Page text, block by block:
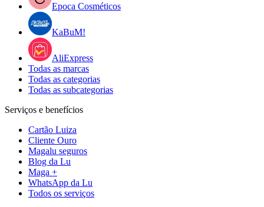
Epoca Cosméticos
KaBuM!
AliExpress
Todas as marcas
Todas as categorias
Todas as subcategorias
Serviços e benefícios
Cartão Luiza
Cliente Ouro
Magalu seguros
Blog da Lu
Maga +
WhatsApp da Lu
Todos os serviços